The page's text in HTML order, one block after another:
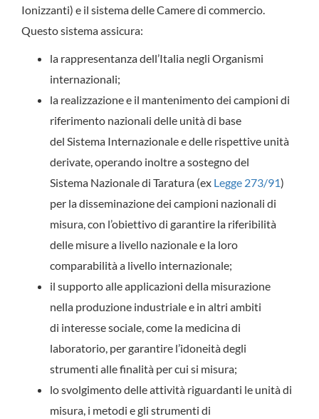
Ionizzanti) e il sistema delle Camere di commercio.
Questo sistema assicura:
la rappresentanza dell’Italia negli Organismi
internazionali;
la realizzazione e il mantenimento dei campioni di
riferimento nazionali delle unità di base
del Sistema Internazionale e delle rispettive unità
derivate, operando inoltre a sostegno del
Sistema Nazionale di Taratura (ex Legge 273/91)
per la disseminazione dei campioni nazionali di
misura, con l’obiettivo di garantire la riferibilità
delle misure a livello nazionale e la loro
comparabilità a livello internazionale;
il supporto alle applicazioni della misurazione
nella produzione industriale e in altri ambiti
di interesse sociale, come la medicina di
laboratorio, per garantire l’idoneità degli
strumenti alle finalità per cui si misura;
lo svolgimento delle attività riguardanti le unità di
misura, i metodi e gli strumenti di